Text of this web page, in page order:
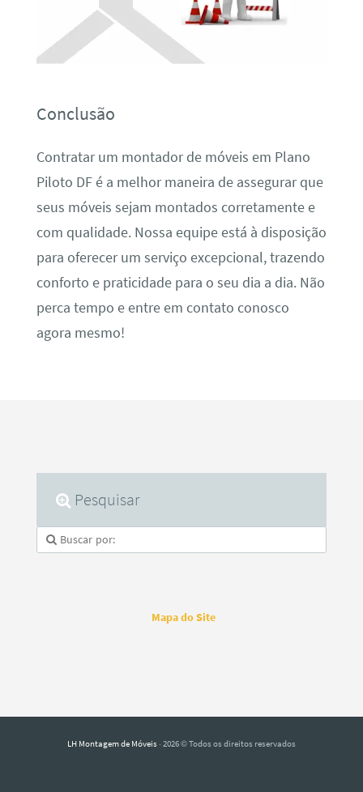
Conclusão
Contratar um montador de móveis em Plano
Piloto DF é a melhor maneira de assegurar que
seus móveis sejam montados corretamente e
com qualidade. Nossa equipe está à disposição
para oferecer um serviço excepcional, trazendo
conforto e praticidade para o seu dia a dia. Não
perca tempo e entre em contato conosco
agora mesmo!
Pesquisar
Mapa do Site
LH Montagem de Móveis · 2026 © Todos os direitos reservados